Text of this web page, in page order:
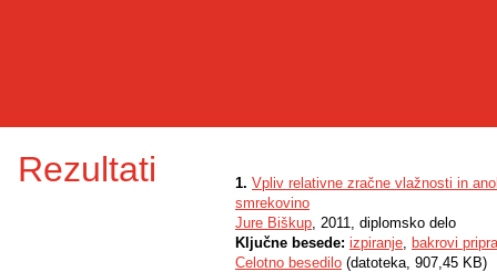
Rezultati 1. Vpliv relativne zračne vlažnosti in
smrekovino
Jure Biškup, 2011, diplomsko delo
Ključne besede: izpiranje, bakrovi
Celotno besedilo (datoteka, 907,45 KB)